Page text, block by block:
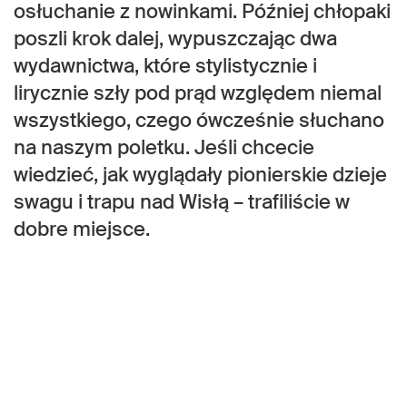
osłuchanie z nowinkami. Później chłopaki
poszli krok dalej, wypuszczając dwa
wydawnictwa, które stylistycznie i
lirycznie szły pod prąd względem niemal
wszystkiego, czego ówcześnie słuchano
na naszym poletku. Jeśli chcecie
wiedzieć, jak wyglądały pionierskie dzieje
swagu i trapu nad Wisłą – trafiliście w
dobre miejsce.